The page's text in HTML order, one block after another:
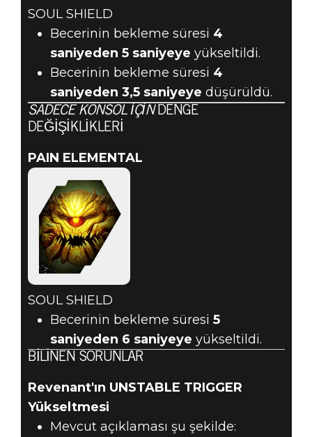
SOUL SHIELD
Becerinin bekleme süresi 4
saniyeden 5 saniyeye yükseltildi.
Becerinin bekleme süresi 4
saniyeden 3,5 saniyeye düşürüldü.
SADECE KONSOL IÇINDENGE
DEĞIŞIKLIKLERI
PAIN ELEMENTAL
SOUL SHIELD
Becerinin bekleme süresi 5
saniyeden 6 saniyeye yükseltildi.
BILINEN SORUNLAR
Revenant'ın UNSTABLE TRIGGER
Yükseltmesi
Mevcut açıklaması şu şekilde: